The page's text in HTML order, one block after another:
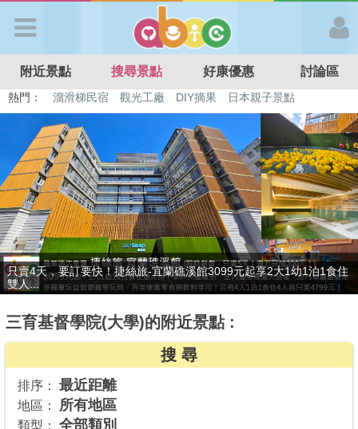
APP登入
首 頁
搜尋景點
好康優惠
最新消息
最新留言
商家合作
附近景點 搜尋景點 好康優惠 討論區
熱門： 特色遊戲場 親子住房優惠 台北親子餐廳
溫泉泡湯SPA
溜滑梯民宿
觀光工廠 DIY摘果 日本親子景點
只賣4天，要訂要快！捷絲旅-宜蘭礁溪館3099元起享2大1幼1泊1食住
雙人...
三育基督學院(大學)的附近景點 :
搜 尋
排序： 最近距離
地區： 所有地區
類型： 全部類別